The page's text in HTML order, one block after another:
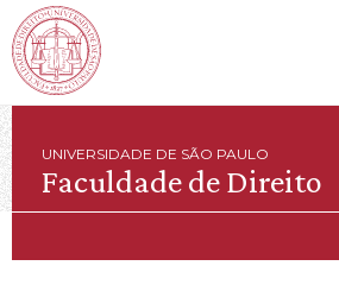
UNIVERSIDADE DE SÃO PAULO
Faculdade de Direito